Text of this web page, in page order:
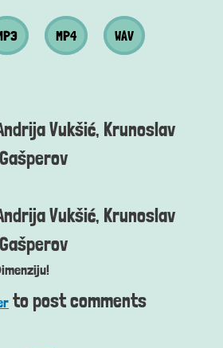
datoteka
MP4 datoteka
MP4 Wav datoteka
WAV
Vukšić, Krunoslav
Vukšić, Krunoslav
to post comments